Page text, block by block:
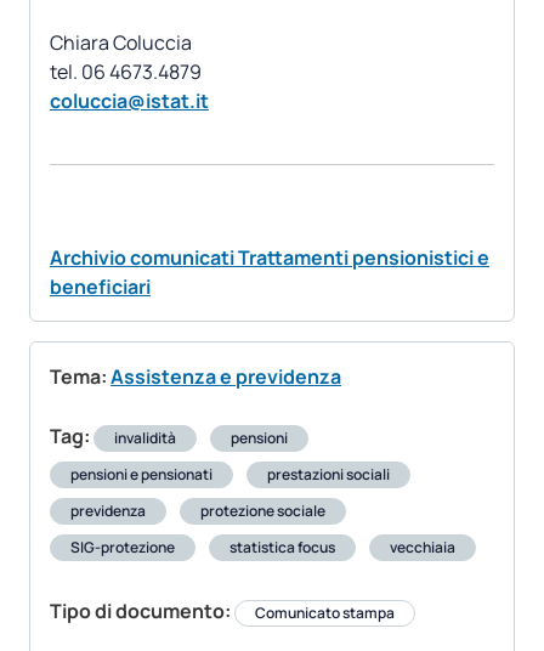
Chiara Coluccia
coluccia@istat.it
Archivio comunicati Trattamenti pensionistici e
beneficiari
Tema:Assistenza e previdenza
Tag: invalidità
pensioni
pensioni e pensionati
prestazioni sociali
previdenza
protezione sociale
SIG-protezione
statistica focus vecchiaia
Tipo di documento: Comunicato stampa